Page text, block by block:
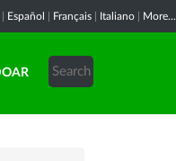
Español Français Italiano More...